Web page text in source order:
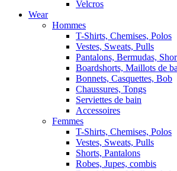
Velcros
Wear
Hommes
T-Shirts, Chemises, Polos
Vestes, Sweats, Pulls
Pantalons, Bermudas,
Boardshorts, Maillots de
Bonnets, Casquettes, Bob
Chaussures, Tongs
Serviettes de bain
Accessoires
Femmes
T-Shirts, Chemises, Polos
Vestes, Sweats, Pulls
Shorts, Pantalons
Robes, Jupes, combis